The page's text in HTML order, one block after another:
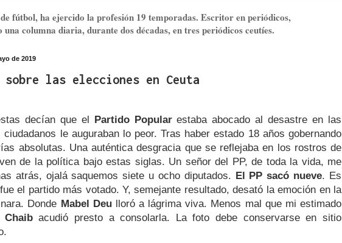
fútbol, ha ejercido la profesión 19 temporadas. Escritor en periódicos,
una columna diaria, durante dos décadas, en tres periódicos ceutíes.
de 2019
sobre las elecciones en Ceuta
decían que el Partido Popularestaba abocado al desastre en las
ciudadanos le auguraban lo peor. Tras haber estado 18 años gobernando
absolutas. Una auténtica desgracia que se reflejaba en los rostros de
de la política bajo estas siglas. Un señor del PP, de toda la vida, me
atrás, ojalá saquemos siete u ocho diputados. El PP sacó nueve. Es
el partido más votado. Y, semejante resultado, desató la emoción en la
Donde Mabel Deu lloró a lágrima viva. Menos mal que mi estimado
Chaibacudió presto a consolarla. La foto debe conservarse en sitio